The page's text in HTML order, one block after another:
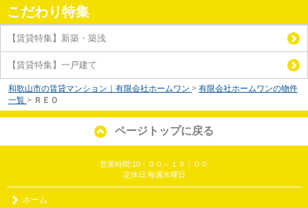
こだわり特集
【賃貸特集】新築・築浅
【賃貸特集】一戸建て
和歌山市の賃貸マンション｜有限会社ホームワン > 有限会社ホームワンの物件
一覧 > ＲＥＯ
ページトップに戻る
営業時間:10：００～１９：００
定休日:毎週水曜日
ホーム